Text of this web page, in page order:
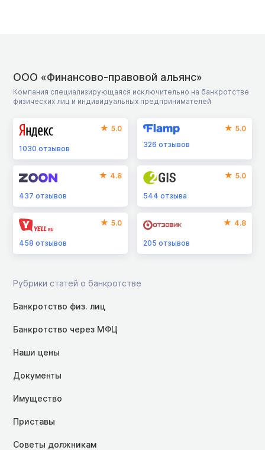
ООО «Финансово-правовой альянс»
Компания специализирующаяся исключительно на банкротстве
физических лиц и индивидуальных предпринимателей
5.0
1030 отзывов
5.0
326отзывов
4.8
437 отзывов
5.0
544отзыва
5.0
458 отзывов
4.8
205отзывов
Рубрики статей о банкротстве
Банкротство физ. лиц
Банкротство через МФЦ
Наши цены
Документы
Имущество
Приставы
Советы должникам